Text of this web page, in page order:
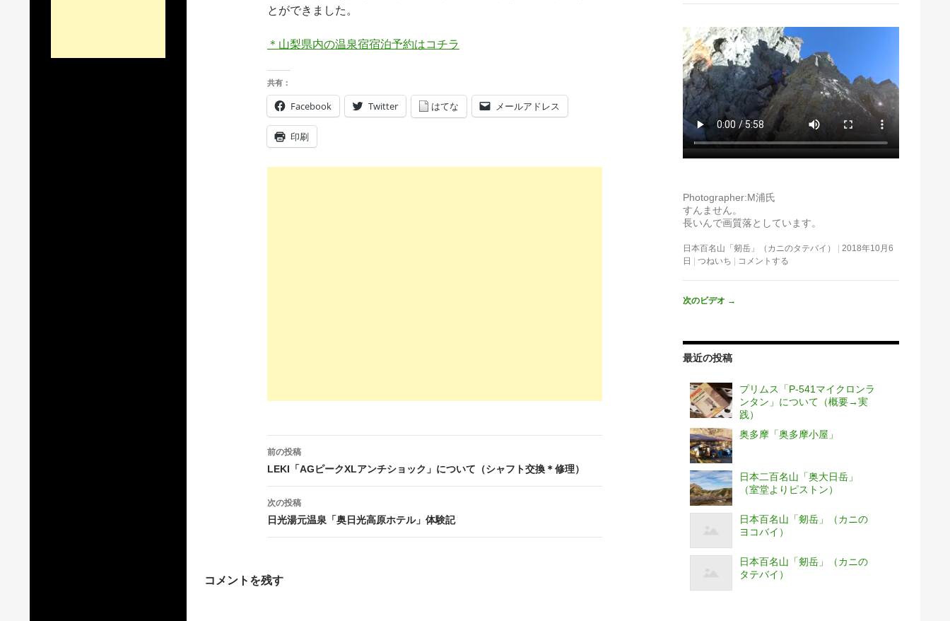
とができました。
＊山梨県内の温泉宿宿泊予約はコチラ
共有：
Facebook Twitter はてな メールアドレス
印刷
投
稿
ナ
ビ
ー
前の投稿
LEKI「AGピークXLアンチショック」について（シャフト交換＊修理）
次の投稿
日光湯元温泉「奥日光高原ホテル」体験記
コメントを残す
Photographer:M浦氏
すんません。
長いんで画質落としています。
日本百名山「剱岳」（カニのタテバイ）
2018年10月6
日
つねいち コメントする
次のビデオ →
最近の投稿
プリムス「P-541マイクロンラ
ンタン」について（概要→実
践）
奥多摩「奥多摩小屋」
日本二百名山「奥大日岳」
（室堂よりピストン）
日本百名山「剱岳」（カニの
ヨコバイ）
日本百名山「剱岳」（カニの
タテバイ）